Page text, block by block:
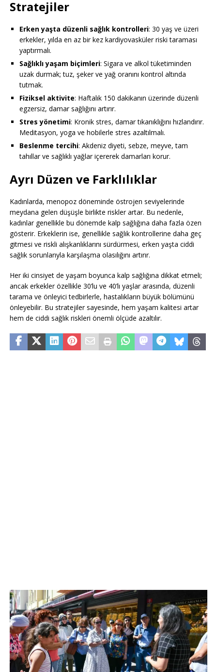
Stratejiler
Erken yaşta düzenli sağlık kontrolleri: 30 yaş ve üzeri
erkekler, yılda en az bir kez kardiyovasküler riski taraması
yaptırmalı.
Sağlıklı yaşam biçimleri: Sigara ve alkol tüketiminden
uzak durmak; tuz, şeker ve yağ oranını kontrol altında
tutmak.
Fiziksel aktivite: Haftalık 150 dakikanın üzerinde düzenli
egzersiz, damar sağlığını artırır.
Stres yönetimi: Kronik stres, damar tıkanıklığını hızlandırır.
Meditasyon, yoga ve hobilerle stres azaltılmalı.
Beslenme tercihi: Akdeniz diyeti, sebze, meyve, tam
tahıllar ve sağlıklı yağlar içererek damarları korur.
Ayrı Düzen ve Farklılıklar
Kadınlarda, menopoz döneminde östrojen seviyelerinde
meydana gelen düşüşle birlikte riskler artar. Bu nedenle,
kadınlar genellikle bu dönemde kalp sağlığına daha fazla özen
gösterir. Erkeklerin ise, genellikle sağlık kontrollerine daha geç
gitmesi ve riskli alışkanlıklarını sürdürmesi, erken yaşta ciddi
sağlık sorunlarıyla karşılaşma olasılığını artırır.
Her iki cinsiyet de yaşam boyunca kalp sağlığına dikkat etmeli;
ancak erkekler özellikle 30’lu ve 40’lı yaşlar arasında, düzenli
tarama ve önleyici tedbirlerle, hastalıkların büyük bölümünü
önleyebilir. Bu stratejiler sayesinde, hem yaşam kalitesi artar
hem de ciddi sağlık riskleri önemli ölçüde azaltılır.